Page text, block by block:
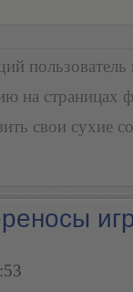
пользователь
на страницах
свои сухие